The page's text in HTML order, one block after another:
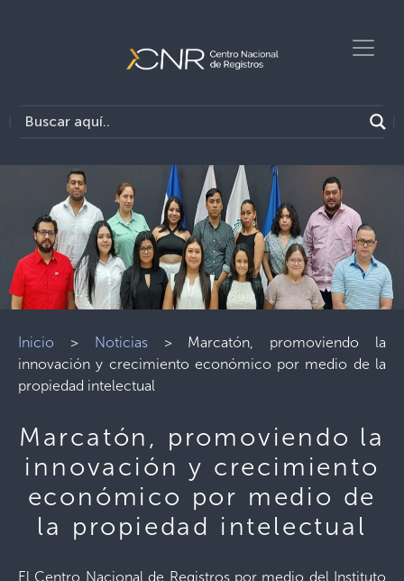
Inicio > Noticias> Marcatón, promoviendo la
innovación y crecimiento económico por medio de la
propiedad intelectual
Marcatón, promoviendo la
innovación y crecimiento
económico por medio de
la propiedad intelectual
El Centro Nacional de Registros por medio del Instituto